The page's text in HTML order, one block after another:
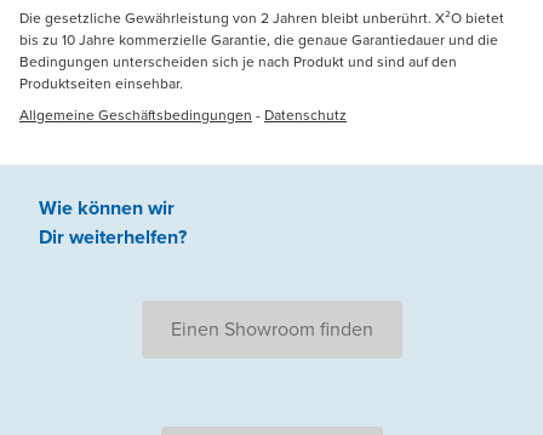
Die gesetzliche Gewährleistung von 2 Jahren bleibt unberührt. X²O bietet
bis zu 10 Jahre kommerzielle Garantie, die genaue Garantiedauer und die
Bedingungen unterscheiden sich je nach Produkt und sind auf den
Produktseiten einsehbar.
Allgemeine Geschäftsbedingungen - Datenschutz
Wie können wir
Dir weiterhelfen?
Einen Showroom finden